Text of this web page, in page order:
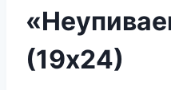
(19х24)